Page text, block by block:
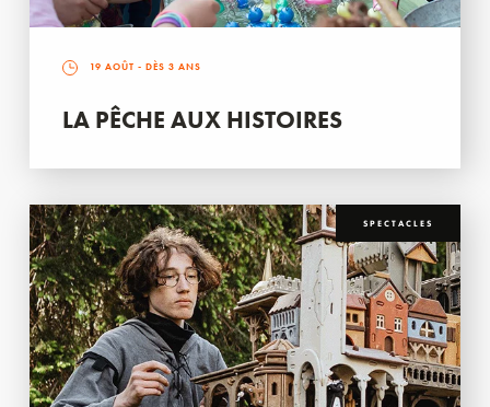
19 AOÛT - DÈS 3 ANS
LA PÊCHE AUX HISTOIRES
SPECTACLES